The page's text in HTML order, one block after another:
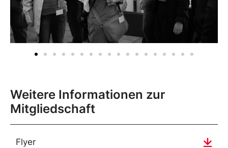
Weitere Informationen zur
Mitgliedschaft
Flyer